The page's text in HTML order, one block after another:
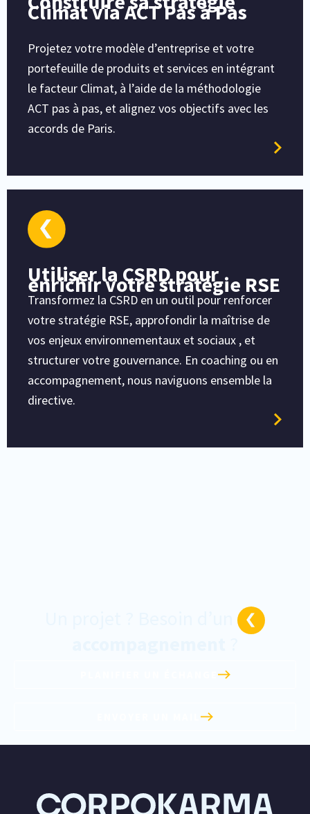
Climat via ACT Pas à Pas
Projetez votre modèle d’entreprise et votre
portefeuille de produits et services en intégrant
le facteur Climat, à l’aide de la méthodologie
ACT pas à pas, et alignez vos objectifs avec les
accords de Paris.
Utiliser la CSRD pour
enrichir votre stratégie RSE
Transformez la CSRD en un outil pour renforcer
votre stratégie RSE, approfondir la maîtrise de
vos enjeux environnementaux et sociaux , et
structurer votre gouvernance. En coaching ou en
accompagnement, nous naviguons ensemble la
directive.